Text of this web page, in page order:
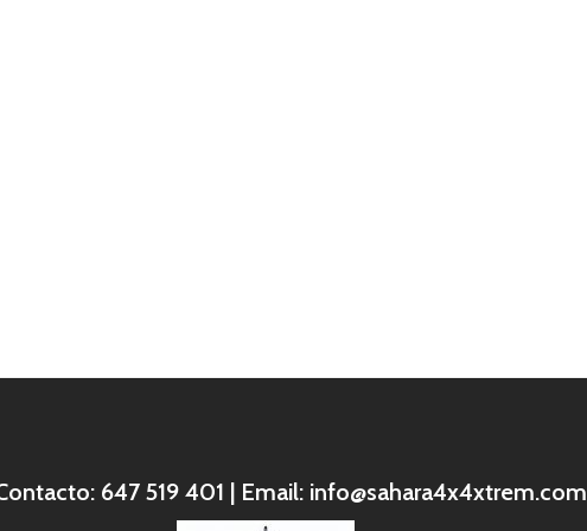
647 519 401 | Email: info@sahara4x4xtrem.com